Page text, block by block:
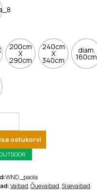
200cm
X
290cm
240cm
X
340cm
diam.
160cm
ostukorvi
WND_paola
Vaibad,Õuevaibad,Sisevaibad